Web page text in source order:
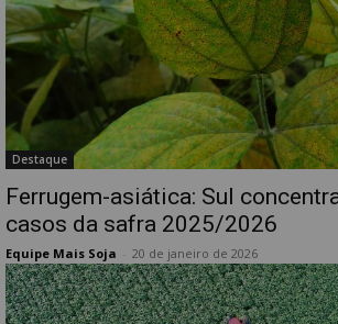
Destaque
Ferrugem-asiática: Sul
casos da safra 2025/2026
Equipe Mais Soja 20 de janeiro de 2026